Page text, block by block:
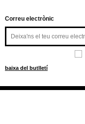
Correu electrònic
baixa del butlletí